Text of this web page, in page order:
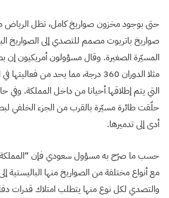
حتى بوجود مخزون صواريخ كامل، تظل الرياض
صواريخ باتريوت مصمم للتصدي إلى الصواريخ
المسيّرة الصغيرة. وقال مسؤولون أمريكيون إن
مثلا الدوران 360 درجة، مما يحد من
التي يتم إطلاقها أحيانا من داخل المملكة. وفي
حلّقت طائرة مسيّرة بالقرب من الجزء الخلفي
أدى إلى تدميرها.
حسب ما صرّح به مسؤول سعودي فإن “المملكة
مع أنواع مختلفة من الصواريخ منها الباليستية
والتصدي لكل نوع منها يتطلب امتلاك قدرات